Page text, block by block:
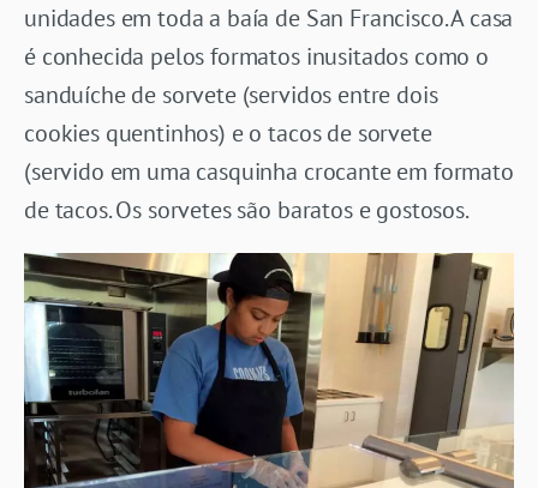
unidades em toda a baía de San Francisco. A casa
é conhecida pelos formatos inusitados como o
sanduíche de sorvete (servidos entre dois
cookies quentinhos) e o tacos de sorvete
(servido em uma casquinha crocante em formato
de tacos. Os sorvetes são baratos e gostosos.